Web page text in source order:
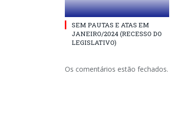
SEM PAUTAS E ATAS EM
JANEIRO/2024 (RECESSO DO
LEGISLATIVO)
Os comentários estão fechados.